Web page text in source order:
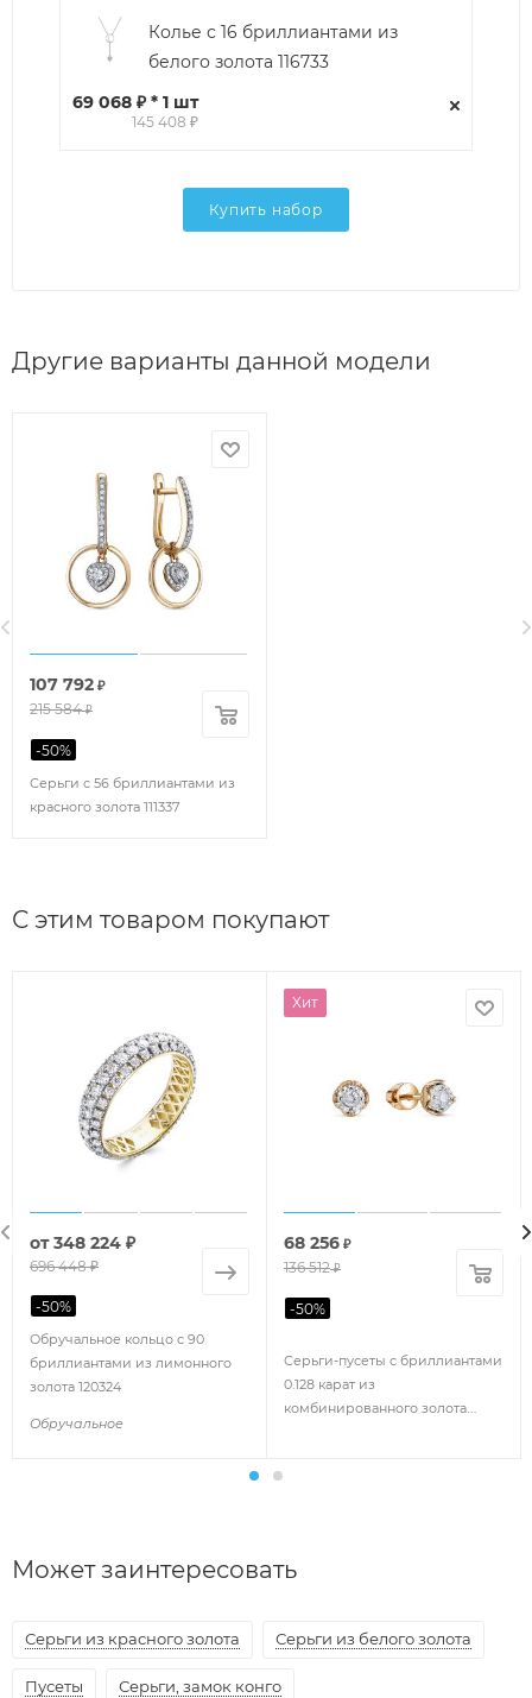
Колье с 16 бриллиантами из
белого золота 116733
69 068 ₽ * 1 шт
145 408 ₽
Купить набор
Другие варианты данной модели
Серьги с 56 бриллиантами из
красного золота 111337
107 792 ₽
215 584₽
-50%
С этим товаром покупают
Обручальное кольцо с 90
бриллиантами из лимонного
золота 120324
Обручальное
от348 224 ₽
696 448 ₽
-50%
Хит
Серьги-пусеты с бриллиантами
0.128 карат из
комбинированного золота
68 256 ₽
136 512₽
-50%
Может заинтересовать
Серьги из красного золота Серьги из белого золота
Пусеты Серьги, замок конго